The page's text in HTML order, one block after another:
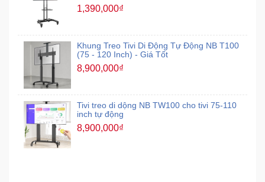
1,390,000₫
Khung Treo Tivi Di Động Tự Động NB T100
(75 - 120 Inch) - Giá Tốt
8,900,000₫
Tivi treo di dộng NB TW100 cho tivi 75-110
inch tự động
8,900,000₫